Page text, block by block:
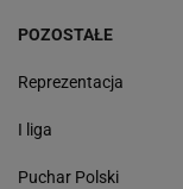
POZOSTAŁE
Reprezentacja
I liga
Puchar Polski